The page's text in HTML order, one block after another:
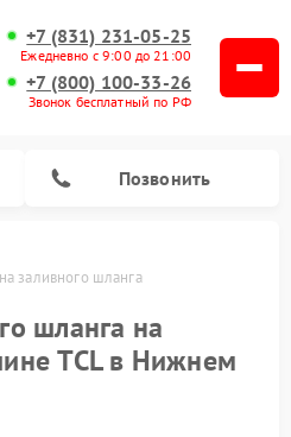
+7 (831) 231-05-25
Ежедневно с 9:00 до 21:00
+7 (800) 100-33-26
Звонок бесплатный по РФ
Позвонить
заливного шланга
шланга на
TCL в Нижнем